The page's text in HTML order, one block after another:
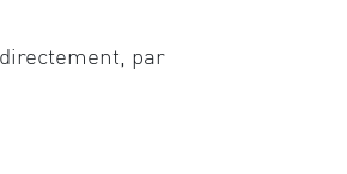
directement, par